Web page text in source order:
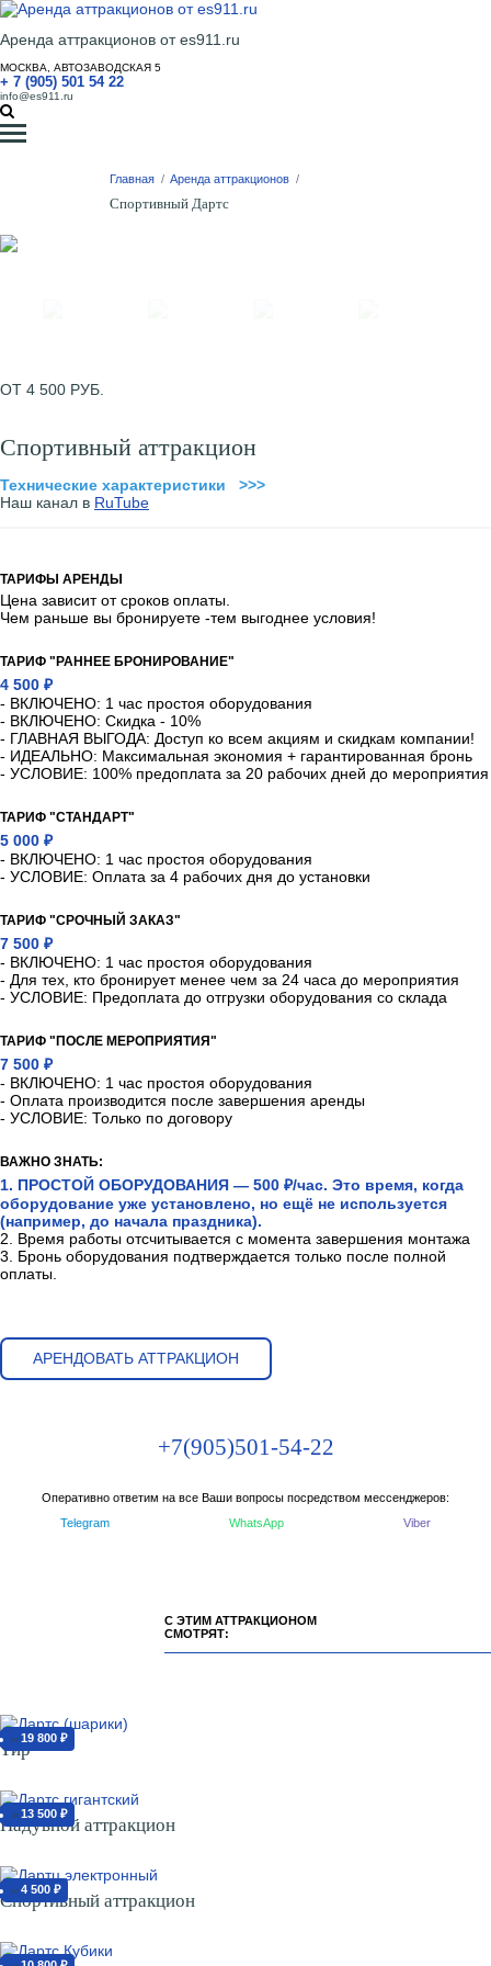
Аренда аттракционов от es911.ru
МОСКВА, АВТОЗАВОДСКАЯ 5
+ 7 (905) 501 54 22
info@es911.ru
Главная / Аренда аттракционов /
Спортивный Дартс
ОТ 4 500 РУБ.
Спортивный аттракцион
Технические характеристики >>>
Наш канал в RuTube
ТАРИФЫ АРЕНДЫ
Цена зависит от сроков оплаты.
Чем раньше вы бронируете -тем выгоднее условия!
ТАРИФ "РАННЕЕ БРОНИРОВАНИЕ"
4 500 ₽
- ВКЛЮЧЕНО: 1 час простоя оборудования
- ВКЛЮЧЕНО: Скидка - 10%
- ГЛАВНАЯ ВЫГОДА: Доступ ко всем акциям и скидкам компании!
- ИДЕАЛЬНО: Максимальная экономия + гарантированная бронь
- УСЛОВИЕ: 100% предоплата за 20 рабочих дней до мероприятия
ТАРИФ "СТАНДАРТ"
5 000 ₽
- ВКЛЮЧЕНО: 1 час простоя оборудования
- УСЛОВИЕ: Оплата за 4 рабочих дня до установки
ТАРИФ "СРОЧНЫЙ ЗАКАЗ"
7 500 ₽
- ВКЛЮЧЕНО: 1 час простоя оборудования
- Для тех, кто бронирует менее чем за 24 часа до мероприятия
- УСЛОВИЕ: Предоплата до отгрузки оборудования со склада
ТАРИФ "ПОСЛЕ МЕРОПРИЯТИЯ"
7 500 ₽
- ВКЛЮЧЕНО: 1 час простоя оборудования
- Оплата производится после завершения аренды
- УСЛОВИЕ: Только по договору
ВАЖНО ЗНАТЬ:
1. ПРОСТОЙ ОБОРУДОВАНИЯ — 500 ₽/час. Это время, когда
оборудование уже установлено, но ещё не используется
(например, до начала праздника).
2. Время работы отсчитывается с момента завершения монтажа
3. Бронь оборудования подтверждается только после полной
оплаты.
АРЕНДОВАТЬ АТТРАКЦИОН
+7(905)501-54-22
Оперативно ответим на все Ваши вопросы посредством мессенджеров:
Telegram
WhatsApp Viber
С ЭТИМ АТТРАКЦИОНОМ
СМОТРЯТ:
от 19 800 ₽
Тир
от 13 500 ₽
Надувной аттракцион
от 4 500 ₽
Спортивный аттракцион